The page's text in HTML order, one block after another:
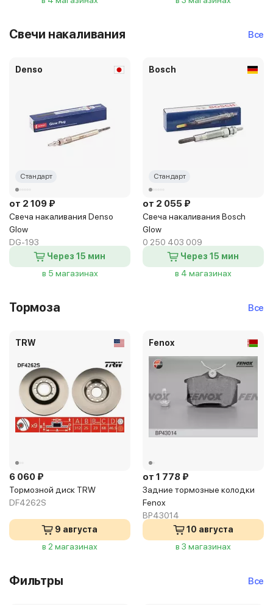
Свечи накаливания Все
Denso
Стандарт
от 2 109 ₽
Свеча накаливания Denso
Glow
DG-193
Через 15 мин
в 5 магазинах
Bosch
Стандарт
от 2 055 ₽
Свеча накаливания Bosch
Glow
0 250 403 009
Через 15 мин
в 4 магазинах
Тормоза Все
TRW
6 060 ₽
Тормозной диск TRW
DF4262S
9 августа
в 2 магазинах
Fenox
от 1 778 ₽
Задние тормозные колодки
Fenox
BP43014
10 августа
в 3 магазинах
Фильтры Все